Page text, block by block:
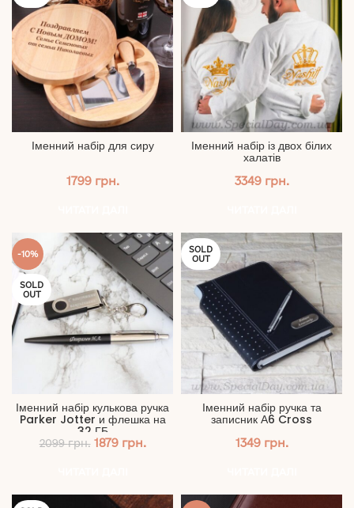
Іменний набір для сиру
1799 грн.
Іменний набір із двох білих
халатів
3349 грн.
-10%
SOLD
OUT
Іменний набір кулькова ручка
Parker Jotter и флешка на
32 ГБ
2099грн. Оригінальна
1879 грн.Поточна
SOLD
OUT
Іменний набір ручка та
записник А6 Cross
1349 грн.